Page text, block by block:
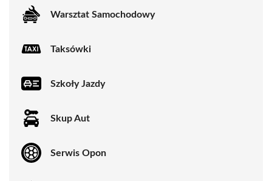
Warsztat Samochodowy
Taksówki
Szkoły Jazdy
Skup Aut
Serwis Opon